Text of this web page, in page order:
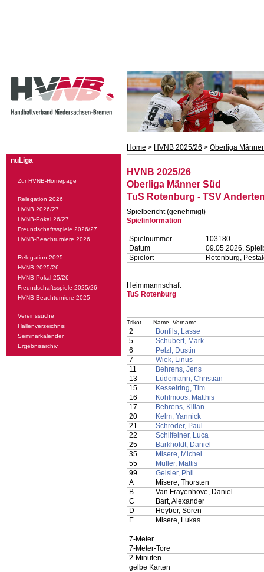
Home > HVNB 2025/26 > Oberliga
nuLiga
Zur HVNB-Homepage
Relegation 2026
HVNB 2026/27
HVNB-Pokal 26/27
Freundschaftsspiele 2026/27
HVNB-Beachturniere 2026
Relegation 2025
HVNB 2025/26
HVNB-Pokal 25/26
Freundschaftsspiele 2025/26
HVNB-Beachturniere 2025
Vereinssuche
Hallenverzeichnis
Seminarkalender
Ergebnisarchiv
HVNB 2025/26
Oberliga Männer Süd
TuS Rotenburg - TSV
Spielbericht (genehmigt)
Spielinformation
Spielnummer
103180
Datum
09.05.2026,
Spielort
Rotenburg,
Heimmannschaft
TuS Rotenburg
Trikot Name, Vorname
2
Bonfils, Lasse
5
Schubert, Mark
6
Pelzl, Dustin
7
Wiek, Linus
11
Behrens, Jens
13
Lüdemann, Christian
15
Kesselring, Tim
16
Köhlmoos, Matthis
17
Behrens, Kilian
20
Kelm, Yannick
21
Schröder, Paul
22
Schlifelner, Luca
25
Barkholdt, Daniel
35
Misere, Michel
55
Müller, Mattis
99
Geisler, Phil
A
Misere, Thorsten
B
Van Frayenhove, Daniel
C
Bart, Alexander
D
Heyber, Sören
E
Misere, Lukas
7-Meter
7-Meter-Tore
2-Minuten
gelbe Karten